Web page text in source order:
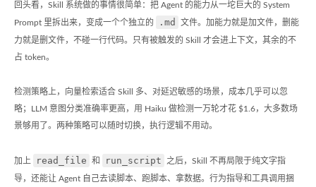
回头看，Skill 系统做的事情很简单：把 Agent 的能力从一坨巨大的 System
Prompt 里拆出来，变成一个个独立的 .md 文件。加能力就是加文件，删能
力就是删文件，不碰一行代码。只有被触发的 Skill 才会进上下文，其余的不
占 token。
检测策略上，向量检索适合 Skill 多、对延迟敏感的场景，成本几乎可以忽
略；LLM 意图分类准确率更高，用 Haiku 做检测一万轮才花 $1.6，大多数场
景够用了。两种策略可以随时切换，执行逻辑不用动。
加上 read_file 和 run_script 之后，Skill 不再局限于纯文字指
导，还能让 Agent 自己去读脚本、跑脚本、拿数据。行为指导和工具调用捆